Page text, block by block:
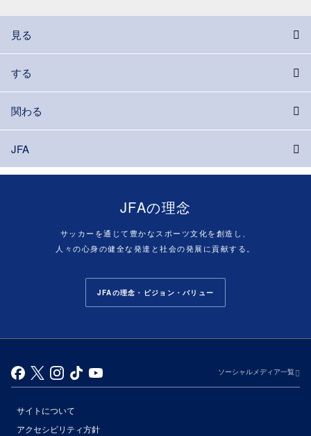
見る
する
関わる
JFA
JFAの理念
サッカーを通じて豊かなスポーツ文化を創造し、
人々の心身の健全な発達と社会の発展に貢献する。
JFAの理念・ビジョン・バリュー
ソーシャルメディア一覧
サイトについて
アクセシビリティ方針